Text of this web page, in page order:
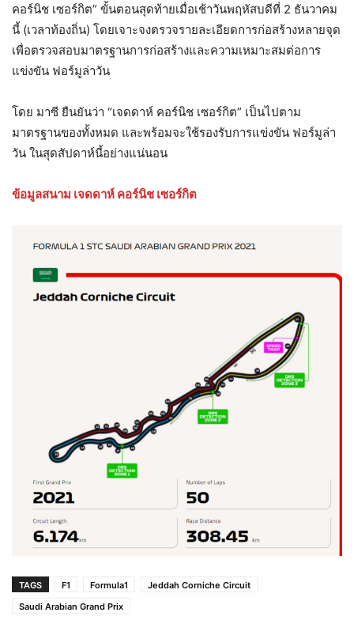
คอร์นิช เซอร์กิต” ขั้นตอนสุดท้ายเมื่อเช้าวันพฤหัสบดีที่ 2 ธันวาคม
นี้ (เวลาท้องถิ่น) โดยเจาะจงตรวจรายละเอียดการก่อสร้างหลายจุด
เพื่อตรวจสอบมาตรฐานการก่อสร้างและความเหมาะสมต่อการ
แข่งขัน ฟอร์มูล่าวัน
โดย มาซี ยืนยันว่า “เจดดาห์ คอร์นิช เซอร์กิต” เป็นไปตาม
มาตรฐานของทั้งหมด และพร้อมจะใช้รองรับการแข่งขัน ฟอร์มูล่า
วัน ในสุดสัปดาห์นี้อย่างแน่นอน
ข้อมูลสนาม เจดดาห์ คอร์นิช เซอร์กิต
TAGS F1 Formula1
Jeddah Corniche Circuit
Saudi Arabian Grand Prix